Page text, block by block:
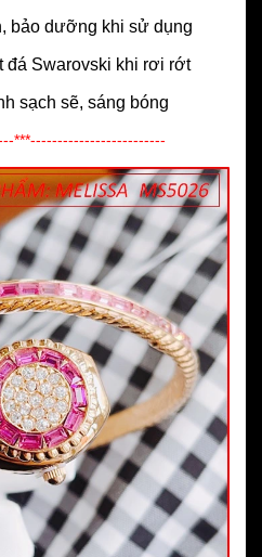
bảo dưỡng khi sử dụng
đá Swarovski khi rơi rớt
sạch sẽ, sáng bóng
***-------------------------